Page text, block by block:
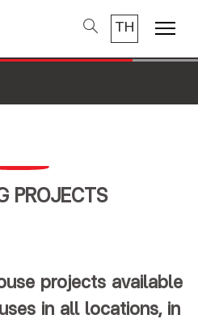
TH
Menu
PROJECTS
projects available
in all locations, in